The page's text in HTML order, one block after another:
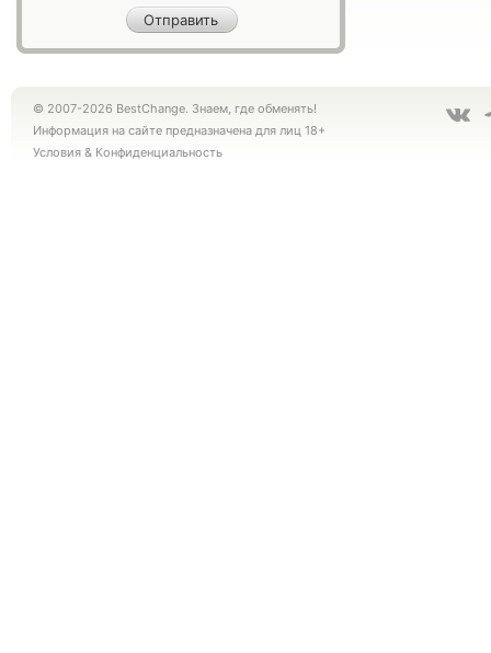
© 2007-2026 BestChange. Знаем, где обменять!
Информация на сайте предназначена для лиц 18+
Условия & Конфиденциальность